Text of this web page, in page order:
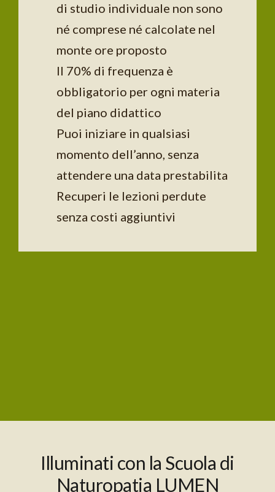
di studio individuale non sono
né comprese né calcolate nel
monte ore proposto
Il 70% di frequenza è
obbligatorio per ogni materia
del piano didattico
Puoi iniziare in qualsiasi
momento dell’anno, senza
attendere una data prestabilita
Recuperi le lezioni perdute
senza costi aggiuntivi
Illuminati con la Scuola di
Naturopatia LUMEN